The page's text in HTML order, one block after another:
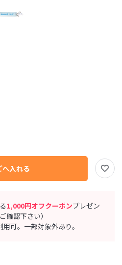
1,000円オフクーポンプレゼン
確認下さい）
可。一部対象外あり。